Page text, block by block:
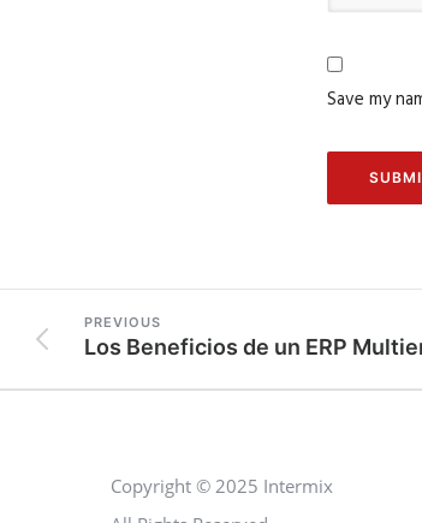
Save my
PREVIOUS
Copyright © 2025 Intermix